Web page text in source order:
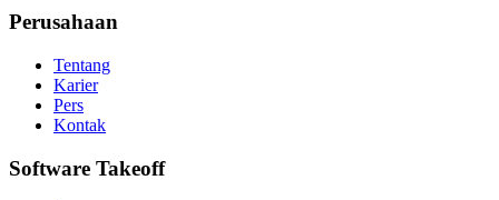
Perusahaan
Tentang
Karier
Pers
Kontak
Software Takeoff